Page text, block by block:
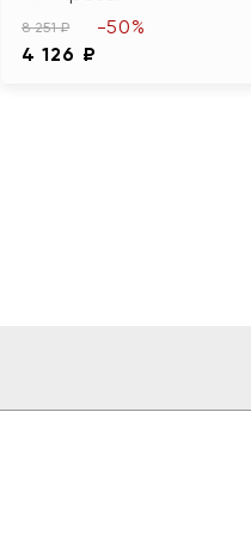
8 251 ₽
4 126 ₽
-50%